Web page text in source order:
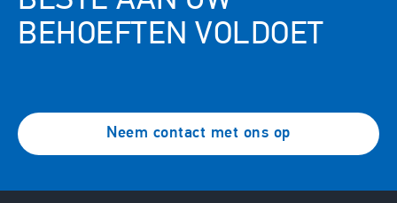
BEHOEFTEN VOLDOET
Neem contact met ons op